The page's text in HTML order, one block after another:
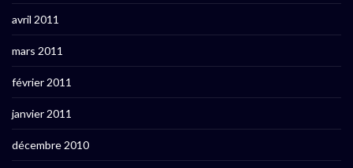
avril 2011
mars 2011
février 2011
janvier 2011
décembre 2010